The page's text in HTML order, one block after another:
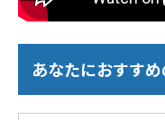
あなたにおすす